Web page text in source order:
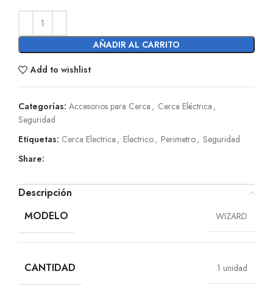
AÑADIR AL CARRITO
Add to wishlist
Categorías: Accesorios para Cerca , Cerca Eléctrica ,
Seguridad
Etiquetas: Cerca Electrica , Electrico, Perimetro, Seguridad
Share:
Descripción
MODELO
WIZARD
CANTIDAD 1 unidad